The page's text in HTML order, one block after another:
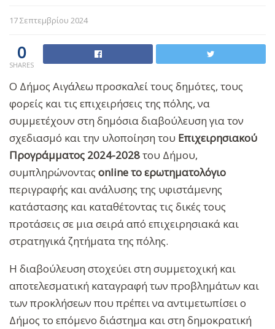
17 Σεπτεμβρίου 2024
0
SHARES
Ο Δήμος Αιγάλεω προσκαλεί τους δημότες, τους
φορείς και τις επιχειρήσεις της πόλης, να
συμμετέχουν στη δημόσια διαβούλευση για τον
σχεδιασμό και την υλοποίηση του Επιχειρησιακού
Προγράμματος 2024-2028του Δήμου,
συμπληρώνοντας online το ερωτηματολόγιο
περιγραφής και ανάλυσης της υφιστάμενης
κατάστασης και καταθέτοντας τις δικές τους
προτάσεις σε μια σειρά από επιχειρησιακά και
στρατηγικά ζητήματα της πόλης.
Η διαβούλευση στοχεύει στη συμμετοχική και
αποτελεσματική καταγραφή των προβλημάτων και
των προκλήσεων που πρέπει να αντιμετωπίσει ο
Δήμος το επόμενο διάστημα και στη δημοκρατική